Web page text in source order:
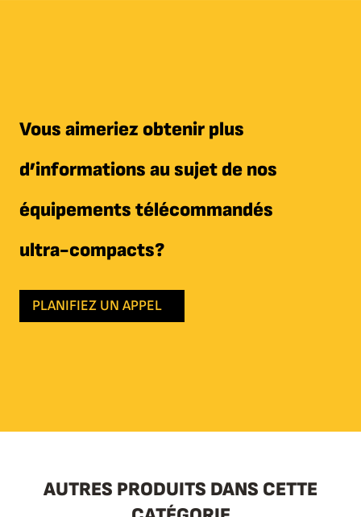
Vous aimeriez obtenir plus
d’informations au sujet de nos
équipements télécommandés
ultra-compacts?
PLANIFIEZ UN APPEL
AUTRES PRODUITS DANS CETTE